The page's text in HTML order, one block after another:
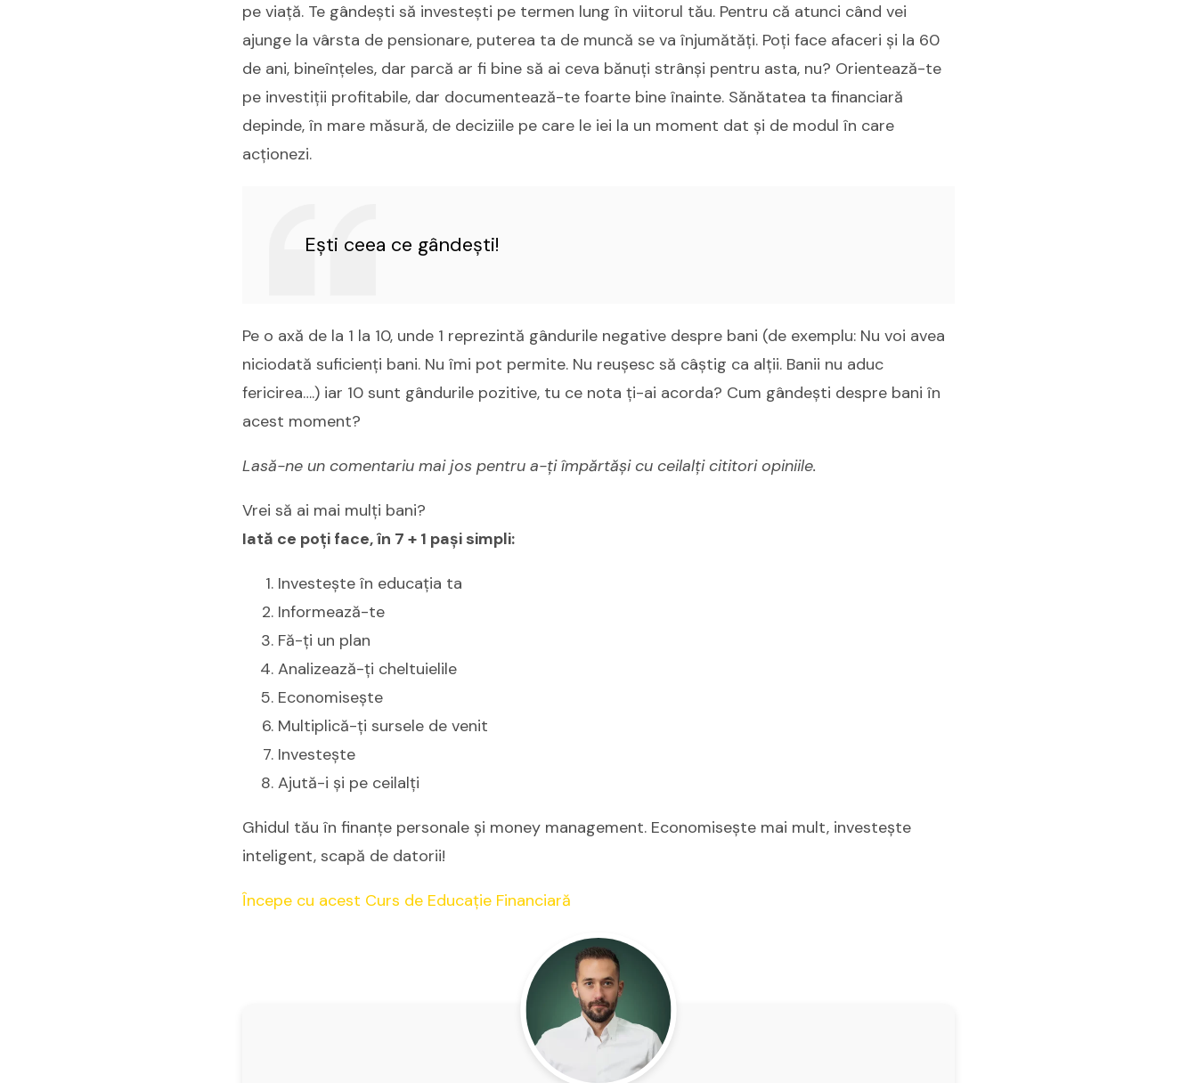
pe viață. Te gândești să investești pe termen lung în viitorul tău. Pentru că atunci când vei
ajunge la vârsta de pensionare, puterea ta de muncă se va înjumătăți. Poți face afaceri și la 60
de ani, bineînțeles, dar parcă ar fi bine să ai ceva bănuți strânși pentru asta, nu? Orientează-te
pe investiții profitabile, dar documentează-te foarte bine înainte. Sănătatea ta financiară
depinde, în mare măsură, de deciziile pe care le iei la un moment dat și de modul în care
acționezi.
Ești ceea ce gândești!
Pe o axă de la 1 la 10, unde 1 reprezintă gândurile negative despre bani (de exemplu: Nu voi avea
niciodată suficienți bani. Nu îmi pot permite. Nu reușesc să câștig ca alții. Banii nu aduc
fericirea….) iar 10 sunt gândurile pozitive, tu ce nota ți-ai acorda? Cum gândești despre bani în
acest moment?
Lasă-ne un comentariu mai jos pentru a-ți împărtăși cu ceilalți cititori opiniile.
Vrei să ai mai mulți bani?
Iată ce poți face, în 7 + 1 pași simpli:
Investește în educația ta
Informează-te
Fă-ți un plan
Analizează-ți cheltuielile
Economisește
Multiplică-ți sursele de venit
Investește
Ajută-i și pe ceilalți
Ghidul tău în finanțe personale și money management. Economisește mai mult, investește
inteligent, scapă de datorii!
Începe cu acest Curs de Educație Financiară